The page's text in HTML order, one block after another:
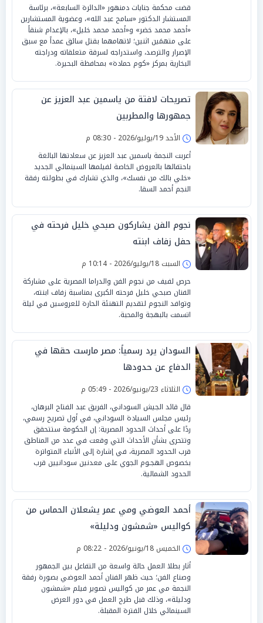
قضت محكمة جنايات دمنهور «الدائرة السابعة»، برئاسة
المستشار الدكتور «سامح عبد الله»، وعضوية المستشارين
«أحمد محمد خضر» و«أحمد محمد خليل»، بالإعدام شنقاً
على متهمَين اثنين؛ لاتهامهما بقتل سائق عمداً مع سبق
الإصرار والترصد، واستدراجه لسرقة متعلقاته ودراجته
البخارية بمركز «كوم حمادة» بمحافظة البحيرة.
تصريحات لافتة من ياسمين عبد العزيز عن
جمهورها والمطربين
الأحد 19/يوليو/2026 - 08:30 م
أعربت النجمة ياسمين عبد العزيز عن سعادتها البالغة
باحتفالها بالعروض الخاصة لفيلمها السينمائي الجديد
«خلي بالك من نفسك»، والذي تشارك في بطولته رفقة
النجم أحمد السقا.
نجوم الفن يشاركون صبحي خليل فرحته في
حفل زفاف ابنته
السبت 18/يوليو/2026 - 10:14 م
حرص لفيف من نجوم الفن والدراما المصرية على مشاركة
الفنان صبحي خليل فرحته الكبرى بمناسبة زفاف ابنته،
وتوافد النجوم لتقديم التهنئة الحارة للعروسين في ليلة
اتسمت بالبهجة والمحبة.
السودان يرد رسمياً: مصر مارست حقها في
الدفاع عن حدودها
الثلاثاء 23/يونيو/2026 - 05:49 م
قال قائد الجيش السوداني، الفريق عبد الفتاح البرهان،
رئيس مجلس السيادة السوداني، في أول تصريح رسمي،
ردًا على أحداث الحدود المصرية: إن الحكومة ستتحقق
وتتحرى بشأن الأحداث التي وقعت في عدد من المناطق
قرب الحدود المصرية، في إشارة إلى الأنباء المتواترة
بخصوص الهجـوم الجوي على معدنين سودانيين قرب
الحدود الشمالية.
أحمد العوضي ومي عمر يشعلان الحماس من
كواليس «شمشون ودليلة»
الخميس 18/يونيو/2026 - 08:22 م
أثار بطلا العمل حالة واسعة من التفاعل بين الجمهور
وصناع الفن؛ حيث ظهر الفنان أحمد العوضي بصورة رفقة
النجمة مي عمر من كواليس تصوير فيلم «شمشون
ودليلة»، وذلك قبل طرح العمل في دور العرض
السينمائي خلال الفترة المقبلة.